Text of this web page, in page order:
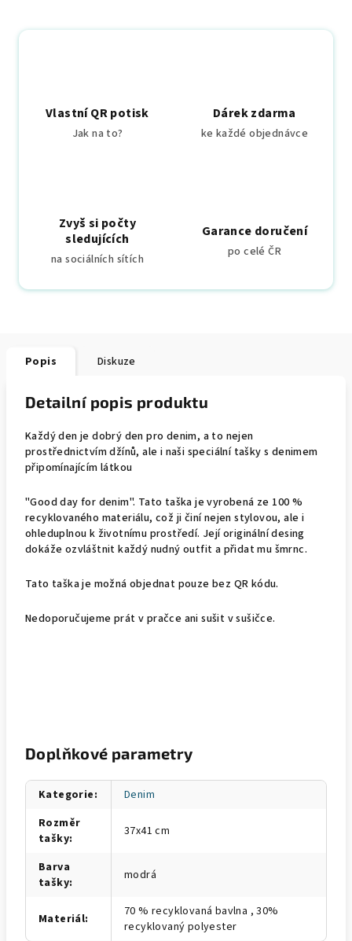
Vlastní QR potisk
Jak na to?
Dárek zdarma
ke každé objednávce
Zvyš si počty
sledujících
na sociálních sítích
Garance doručení
po celé ČR
Popis Diskuze
Detailní popis produktu
Každý den je dobrý den pro denim, a to nejen
prostřednictvím džínů, ale i naši speciální tašky s denimem
připomínajícím látkou
"Good day for denim". Tato taška je vyrobená ze 100 %
recyklovaného materiálu, což ji činí nejen stylovou, ale i
ohleduplnou k životnímu prostředí. Její originální desing
dokáže ozvláštnit každý nudný outfit a přidat mu šmrnc.
Tato taška je možná objednat pouze bez QR kódu.
Nedoporučujeme prát v pračce ani sušit v sušičce.
Doplňkové parametry
Kategorie:
Denim
Rozměr
tašky: 37x41 cm
Barva
tašky: modrá
Materiál:
70 % recyklovaná bavlna , 30%
recyklovaný polyester